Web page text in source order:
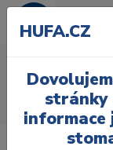
Úvod
Acry C+ B
HUFA.CZ
stránky
informace